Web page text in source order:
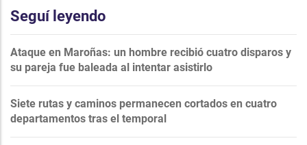
Seguí leyendo
Ataque en Maroñas: un hombre recibió cuatro disparos y
su pareja fue baleada al intentar asistirlo
Siete rutas y caminos permanecen cortados en cuatro
departamentos tras el temporal